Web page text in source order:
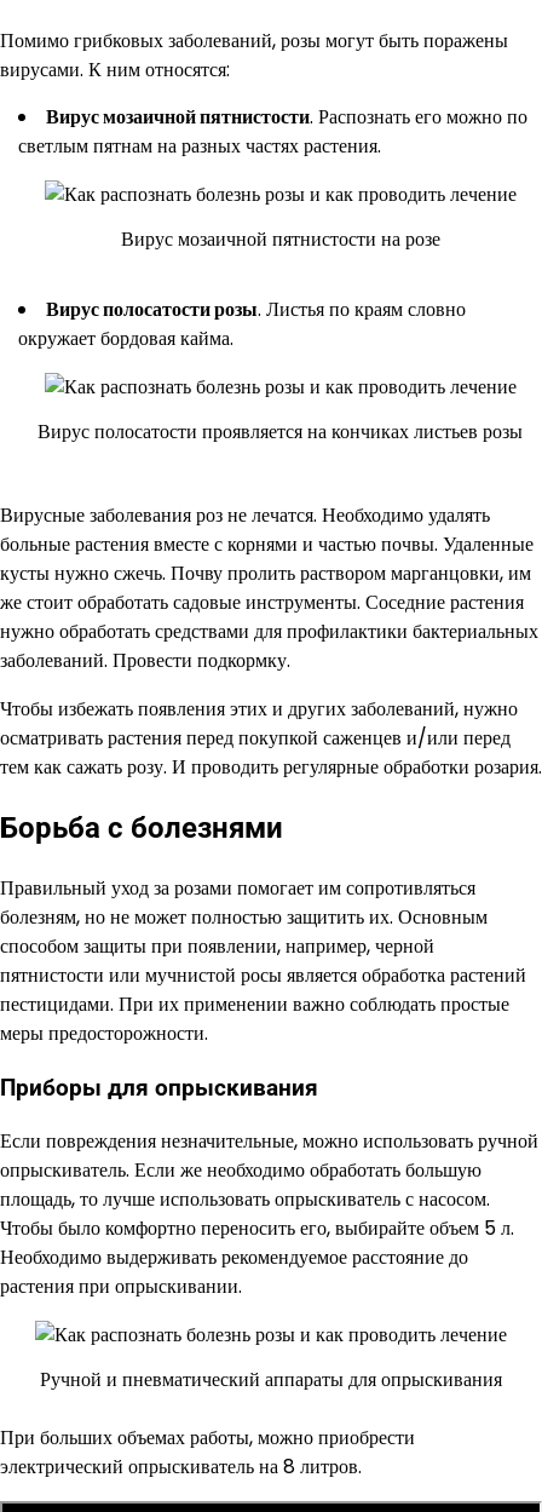
Помимо грибковых заболеваний, розы могут быть поражены
вирусами. К ним относятся:
Вирус мозаичной пятнистости. Распознать его можно по
светлым пятнам на разных частях растения.
Вирус мозаичной пятнистости на розе
Вирус полосатости розы. Листья по краям словно
окружает бордовая кайма.
Вирус полосатости проявляется на кончиках листьев розы
Вирусные заболевания роз не лечатся. Необходимо удалять
больные растения вместе с корнями и частью почвы. Удаленные
кусты нужно сжечь. Почву пролить раствором марганцовки, им
же стоит обработать садовые инструменты. Соседние растения
нужно обработать средствами для профилактики бактериальных
заболеваний. Провести подкормку.
Чтобы избежать появления этих и других заболеваний, нужно
осматривать растения перед покупкой саженцев и/или перед
тем как сажать розу. И проводить регулярные обработки розария.
Борьба с болезнями
Правильный уход за розами помогает им сопротивляться
болезням, но не может полностью защитить их. Основным
способом защиты при появлении, например, черной
пятнистости или мучнистой росы является обработка растений
пестицидами. При их применении важно соблюдать простые
меры предосторожности.
Приборы для опрыскивания
Если повреждения незначительные, можно использовать ручной
опрыскиватель. Если же необходимо обработать большую
площадь, то лучше использовать опрыскиватель с насосом.
Чтобы было комфортно переносить его, выбирайте объем 5 л.
Необходимо выдерживать рекомендуемое расстояние до
растения при опрыскивании.
Ручной и пневматический аппараты для опрыскивания
При больших объемах работы, можно приобрести
электрический опрыскиватель на 8 литров.